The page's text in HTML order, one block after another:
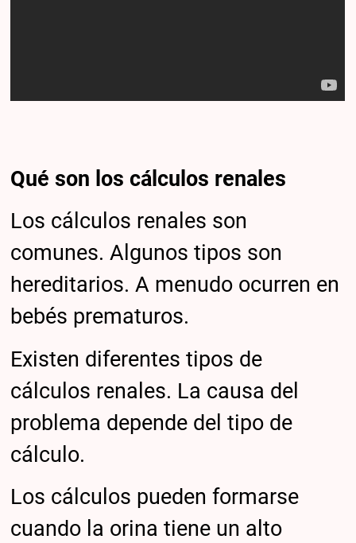
Qué son los cálculos renales
Los cálculos renales son
comunes. Algunos tipos son
hereditarios. A menudo ocurren en
bebés prematuros.
Existen diferentes tipos de
cálculos renales. La causa del
problema depende del tipo de
cálculo.
Los cálculos pueden formarse
cuando la orina tiene un alto